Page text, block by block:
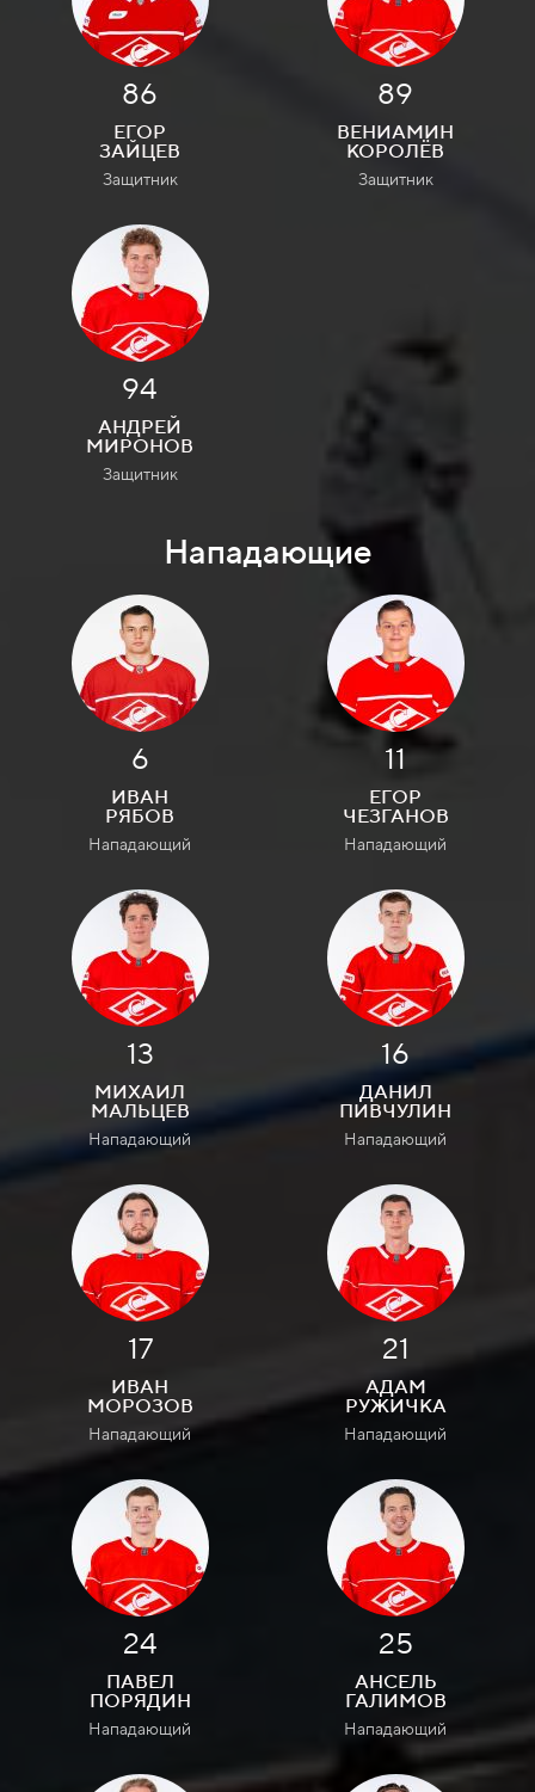
86
ЕГОР
ЗАЙЦЕВ
Защитник
89
ВЕНИАМИН
КОРОЛЁВ
Защитник
94
АНДРЕЙ
МИРОНОВ
Защитник
Нападающие
6
ИВАН
РЯБОВ
Нападающий
11
ЕГОР
ЧЕЗГАНОВ
Нападающий
13
МИХАИЛ
МАЛЬЦЕВ
Нападающий
16
ДАНИЛ
ПИВЧУЛИН
Нападающий
17
ИВАН
МОРОЗОВ
Нападающий
21
АДАМ
РУЖИЧКА
Нападающий
24
ПАВЕЛ
ПОРЯДИН
Нападающий
25
АНСЕЛЬ
ГАЛИМОВ
Нападающий